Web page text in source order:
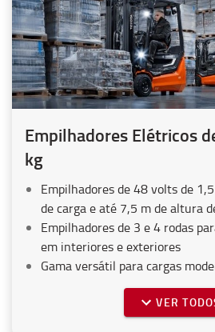
Empilhadores Elétricos
kg
Empilhadores de 48 volts de
de carga e até 7,5 m de altura
Empilhadores de 3 e 4 rodas
em interiores e exteriores
Gama versátil para cargas
VER